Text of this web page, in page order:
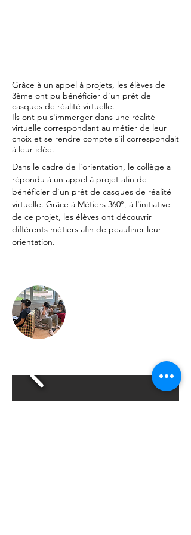
Grâce à un appel à projets, les élèves de
3ème ont pu bénéficier d'un prêt de
casques de réalité virtuelle.
Ils ont pu s'immerger dans une réalité
virtuelle correspondant au métier de leur
choix et se rendre compte s'il correspondait
à leur idée.
Dans le cadre de l'orientation, le collège a
répondu à un appel à projet afin de
bénéficier d'un prêt de casques de réalité
virtuelle. Grâce à Métiers 360°, à l'initiative
de ce projet, les élèves ont découvrir
différents métiers afin de peaufiner leur
orientation.